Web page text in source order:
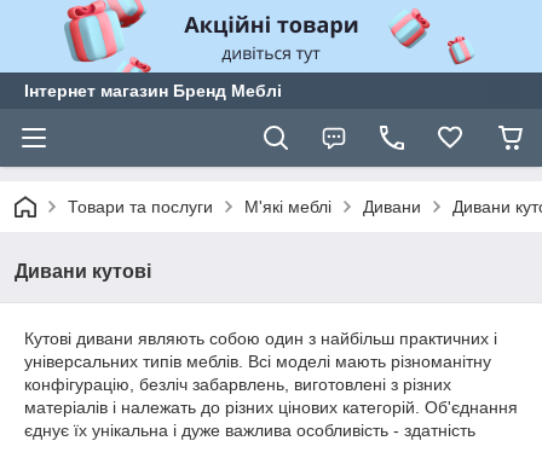
Інтернет магазин Бренд Меблі
Товари та послуги М'які меблі Дивани Дивани
Дивани кутові
Кутові дивани являють собою один з найбільш практичних і
універсальних типів меблів. Всі моделі мають різноманітну
конфігурацію, безліч забарвлень, виготовлені з різних
матеріалів і належать до різних цінових категорій. Об'єднання
єднує їх унікальна і дуже важлива особливість - здатність